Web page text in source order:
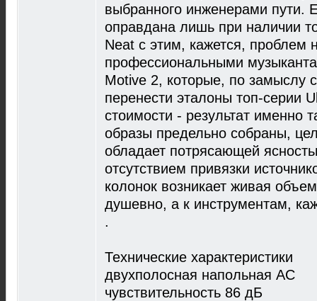
выбранного инженерами пути.
оправдана лишь при наличии
Neat с этим, кажется, проблем
профессиональными
Motive 2, которые, по замыслу
перенести эталоны топ-серии
стоимости - результат именно
образы предельно собраны,
обладает потрясающей
отсутствием привязки
колонок возникает живая
душевно, а к инструментам,
.
Технические характеристики
двухполосная напольная АС
чувствительность 86 дБ